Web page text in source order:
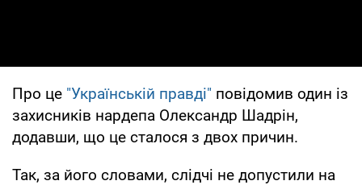
Про це "Українській правді" повідомив один із
захисників нардепа Олександр Шадрін,
додавши, що це сталося з двох причин.
Так, за його словами, слідчі не допустили на